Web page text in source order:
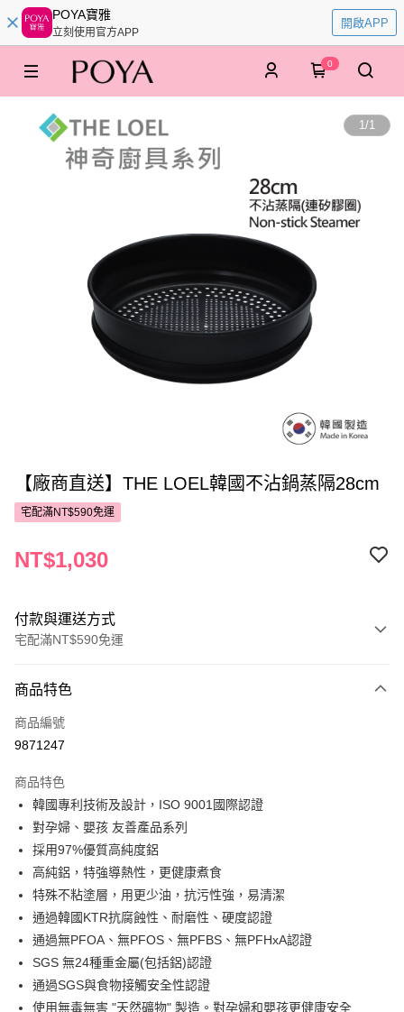
POYA寶雅
立刻使用官方APP
開啟APP
0
1/1
【廠商直送】THE LOEL韓國不沾鍋蒸隔28cm
宅配滿NT$590免運
NT$1,030
付款與運送方式
宅配滿NT$590免運
POYA支付
信用卡一次付款
Apple Pay
街口支付
悠遊付
Google Pay
AFTEE先享後付
相關說明
【關於「AFTEE先享後付」】
AFTEE先享後付是「在收到商品之後才付款」的支付方式。 讓您購物簡單
便利好安心！
運送方式
商品特色
商品編號
9871247
商品特色
韓國專利技術及設計，ISO 9001國際認證
對孕婦、嬰孩 友善產品系列
採用97%優質高純度鋁
高純鋁，特強導熱性，更健康煮食
特殊不粘塗層，用更少油，抗污性強，易清潔
通過韓國KTR抗腐蝕性、耐磨性、硬度認證
通過無PFOA、無PFOS、無PFBS、無PFHxA認證
SGS 無24種重金屬(包括鋁)認證
通過SGS與食物接觸安全性認證
使用無毒無害 "天然礦物" 製造。對孕婦和嬰孩更健康安全